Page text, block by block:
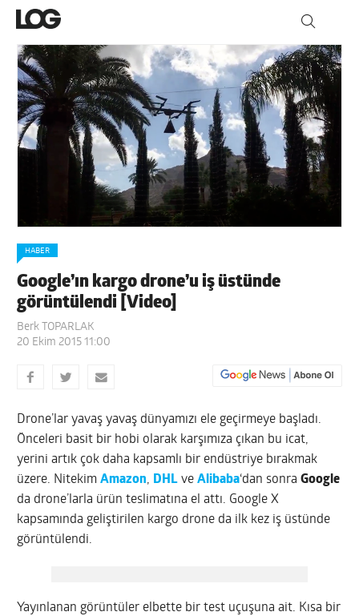
HABER
Google’ın kargo drone’u iş üstünde
görüntülendi [Video]
Berk TOPARLAK
20 Ekim 2015 11:00
Drone’lar yavaş yavaş dünyamızı ele geçirmeye başladı.
Önceleri basit bir hobi olarak karşımıza çıkan bu icat,
yerini artık çok daha kapsamlı bir endüstriye bırakmak
üzere. NitekimAmazon, DHL veAlibaba‘dan sonraGoogle
da drone’larla ürün teslimatına el attı. Google X
kapsamında geliştirilen kargo drone da ilk kez iş üstünde
görüntülendi.
Yayınlanan görüntüler elbette bir test uçuşuna ait. Kısa bir